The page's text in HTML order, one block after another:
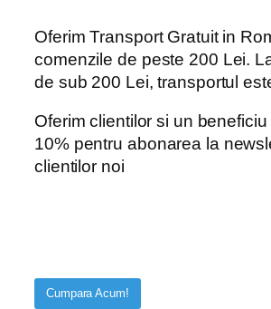
Oferim Transport Gratuit in
comenzile de peste 200 Lei.
de sub 200 Lei, transportul
Oferim clientilor si un beneficiu
10% pentru abonarea la
clientilor noi
Cumpara Acum!